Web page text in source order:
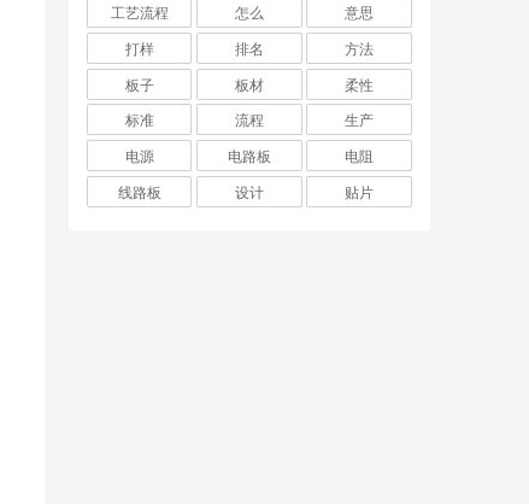
工艺流程
怎么
意思
打样
排名
方法
板子
板材
柔性
标准
流程
生产
电源
电路板
电阻
线路板
设计 贴片